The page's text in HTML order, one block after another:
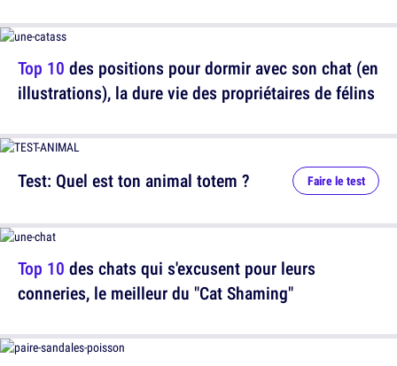
Test: Quel est ton animal totem ? Faire le test
Top 10 des positions pour dormir avec son chat (en
illustrations), la dure vie des propriétaires de félins
Top 10 des chats qui s'excusent pour leurs
conneries, le meilleur du "Cat Shaming"